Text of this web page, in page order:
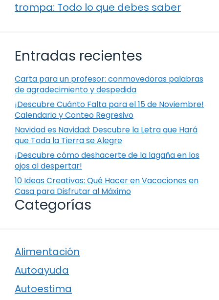
trompa: Todo lo que debes saber
Entradas recientes
Carta para un profesor: conmovedoras palabras
de agradecimiento y despedida
¡Descubre Cuánto Falta para el 15 de Noviembre!
Calendario y Conteo Regresivo
Navidad es Navidad: Descubre la Letra que Hará
que Toda la Tierra se Alegre
¡Descubre cómo deshacerte de la lagaña en los
ojos al despertar!
10 Ideas Creativas: Qué Hacer en Vacaciones en
Casa para Disfrutar al Máximo
Categorías
Alimentación
Autoayuda
Autoestima